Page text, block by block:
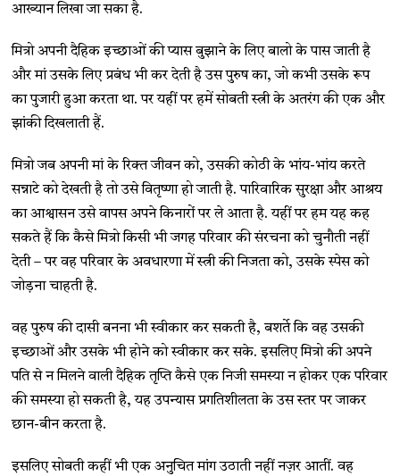
आख्यान लिखा जा सका है.
मित्रो अपनी दैहिक इच्छाओं की प्यास बुझाने के लिए बालो के पास जाती है
और मां उसके लिए प्रबंध भी कर देती है उस पुरुष का, जो कभी उसके रूप
का पुजारी हुआ करता था. पर यहीं पर हमें सोबती स्त्री के अतरंग की एक और
झांकी दिखलाती हैं.
मित्रो जब अपनी मां के रिक्त जीवन को, उसकी कोठी के भांय-भांय करते
सन्नाटे को देखती है तो उसे वितृष्णा हो जाती है. पारिवारिक सुरक्षा और आश्रय
का आश्वासन उसे वापस अपने किनारों पर ले आता है. यहीं पर हम यह कह
सकते हैं कि कैसे मित्रो किसी भी जगह परिवार की संरचना को चुनौती नहीं
देती – पर वह परिवार के अवधारणा में स्त्री की निजता को, उसके स्पेस को
जोड़ना चाहती है.
वह पुरुष की दासी बनना भी स्वीकार कर सकती है, बशर्ते कि वह उसकी
इच्छाओं और उसके भी होने को स्वीकार कर सके. इसलिए मित्रो की अपने
पति से न मिलने वाली दैहिक तृप्ति कैसे एक निजी समस्या न होकर एक परिवार
की समस्या हो सकती है, यह उपन्यास प्रगतिशीलता के उस स्तर पर जाकर
छान-बीन करता है.
इसलिए सोबती कहीं भी एक अनुचित मांग उठाती नहीं नज़र आतीं. वह